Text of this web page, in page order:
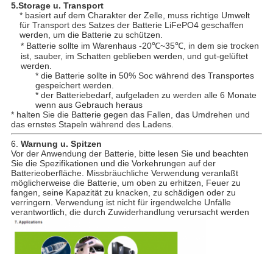
5.Storage u. Transport
* basiert auf dem Charakter der Zelle, muss richtige Umwelt
für Transport des Satzes der Batterie LiFePO4 geschaffen
werden, um die Batterie zu schützen.
* Batterie sollte im Warenhaus -20℃~35℃, in dem sie trocken
ist, sauber, im Schatten geblieben werden, und gut-gelüftet
werden.
* die Batterie sollte in 50% Soc während des Transportes
gespeichert werden.
* der Batteriebedarf, aufgeladen zu werden alle 6 Monate
wenn aus Gebrauch heraus
* halten Sie die Batterie gegen das Fallen, das Umdrehen und
das ernstes Stapeln während des Ladens.
6. Warnung u. Spitzen
Vor der Anwendung der Batterie, bitte lesen Sie und beachten
Sie die Spezifikationen und die Vorkehrungen auf der
Batterieoberfläche. Missbräuchliche Verwendung veranlaßt
möglicherweise die Batterie, um oben zu erhitzen, Feuer zu
fangen, seine Kapazität zu knacken, zu schädigen oder zu
verringern. Verwendung ist nicht für irgendwelche Unfälle
verantwortlich, die durch Zuwiderhandlung verursacht werden